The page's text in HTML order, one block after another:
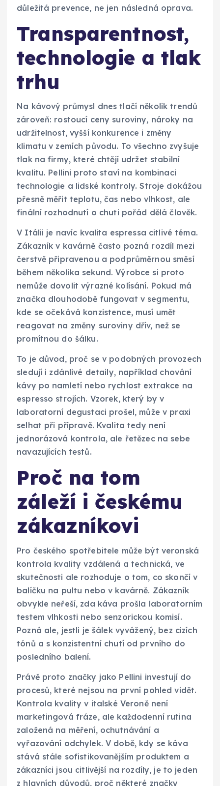
důležitá prevence, ne jen následná oprava.
Transparentnost,
technologie a tlak
trhu
Na kávový průmysl dnes tlačí několik trendů
zároveň: rostoucí ceny suroviny, nároky na
udržitelnost, vyšší konkurence i změny
klimatu v zemích původu. To všechno zvyšuje
tlak na firmy, které chtějí udržet stabilní
kvalitu. Pellini proto staví na kombinaci
technologie a lidské kontroly. Stroje dokážou
přesně měřit teplotu, čas nebo vlhkost, ale
finální rozhodnutí o chuti pořád dělá člověk.
V Itálii je navíc kvalita espressa citlivé téma.
Zákazník v kavárně často pozná rozdíl mezi
čerstvě připravenou a podprůměrnou směsí
během několika sekund. Výrobce si proto
nemůže dovolit výrazné kolísání. Pokud má
značka dlouhodobě fungovat v segmentu,
kde se očekává konzistence, musí umět
reagovat na změny suroviny dřív, než se
promítnou do šálku.
To je důvod, proč se v podobných provozech
sledují i zdánlivé detaily, například chování
kávy po namletí nebo rychlost extrakce na
espresso strojích. Vzorek, který by v
laboratorní degustaci prošel, může v praxi
selhat při přípravě. Kvalita tedy není
jednorázová kontrola, ale řetězec na sebe
navazujících testů.
Proč na tom
záleží i českému
zákazníkovi
Pro českého spotřebitele může být veronská
kontrola kvality vzdálená a technická, ve
skutečnosti ale rozhoduje o tom, co skončí v
balíčku na pultu nebo v kavárně. Zákazník
obvykle neřeší, zda káva prošla laboratorním
testem vlhkosti nebo senzorickou komisí.
Pozná ale, jestli je šálek vyvážený, bez cizích
tónů a s konzistentní chutí od prvního do
posledního balení.
Právě proto značky jako Pellini investují do
procesů, které nejsou na první pohled vidět.
Kontrola kvality v italské Veroně není
marketingová fráze, ale každodenní rutina
založená na měření, ochutnávání a
vyřazování odchylek. V době, kdy se káva
stává stále sofistikovanějším produktem a
zákazníci jsou citlivější na rozdíly, je to jeden
z hlavních důvodů, proč některé značky